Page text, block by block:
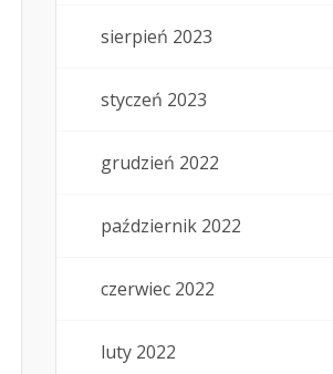
sierpień 2023
styczeń 2023
grudzień 2022
październik 2022
czerwiec 2022
luty 2022